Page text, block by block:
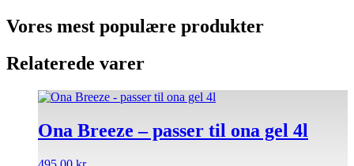
Vores mest populære produkter
Relaterede varer
Ona Breeze – passer til ona gel 4l